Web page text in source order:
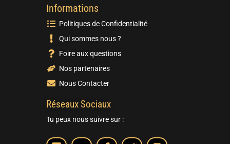
Informations
Politiques de Confidentialité
Qui sommes nous ?
Foire aux questions
Nos partenaires
Nous Contacter
Réseaux Sociaux
Tu peux nous suivre sur :